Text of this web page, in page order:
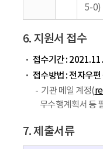
5-0)
6. 지원서 접수
접수기간 :
접수방법 : 전자우편
기관 메일 계정(
무수행계획서 등
7. 제출서류